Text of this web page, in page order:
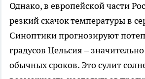
Однако, в европейской части
резкий скачок температуры в
Синоптики прогнозируют
градусов Цельсия –
обычных сроков. Это сулит